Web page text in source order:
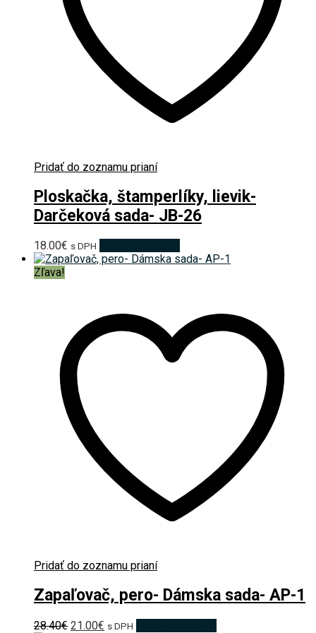
Pridať do zoznamu prianí
Ploskačka, štamperlíky, lievik-
Darčeková sada- JB-26
18.00€ s DPH
Zľava!
Pridať do zoznamu prianí
Zapaľovač, pero- Dámska sada- AP-1
28.40€ Pôvodná
21.00€ Aktuálna
s DPH